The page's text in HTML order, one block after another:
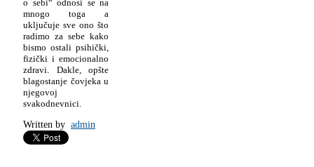
o sebi“ odnosi se na
mnogo toga a
uključuje sve ono što
radimo za sebe kako
bismo ostali psihički,
fizički i emocionalno
zdravi. Dakle, opšte
blagostanje čovjeka u
njegovoj
svakodnevnici.
Written by admin